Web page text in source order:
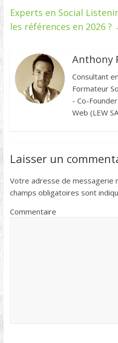
Experts en Social
les références en 2026 ?
Anthony
Consultant
Formateur
- Co-
Web (LEW
Laisser un
Votre adresse de messagerie
champs obligatoires sont
Commentaire